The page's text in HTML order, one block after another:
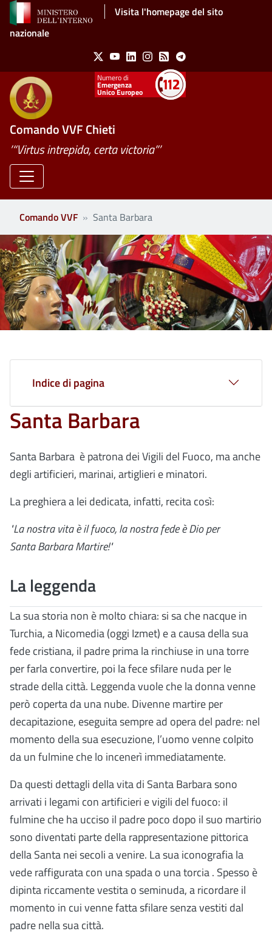
Salta al contenuto principaleVisita l'homepage del sito
nazionale
Social Menu
X YoutubeLinkedinInstagram
Feed Telegram
Emergenza
Unico Europeo
Comando VVF Chieti
’“Virtus intrepida, certa victoria”’
Comando VVF Santa Barbara
Santa Barbara
Santa Barbara è patrona dei Vigili del Fuoco, ma anche
degli artificieri, marinai, artiglieri e minatori.
La preghiera a lei dedicata, infatti, recita così:
"La nostra vita è il fuoco, la nostra fede è Dio per
Santa Barbara Martire!"
La leggenda
La sua storia non è molto chiara: si sa che nacque in
Turchia, a Nicomedia (oggi Izmet) e a causa della sua
fede cristiana, il padre prima la rinchiuse in una torre
per farla convertire, poi la fece sfilare nuda per le
strade della città. Leggenda vuole che la donna venne
però coperta da una nube. Divenne martire per
decapitazione, eseguita sempre ad opera del padre: nel
momento della sua esecuzione, l’uomo venne colpito
da un fulmine che lo incenerì immediatamente.
Da questi dettagli della vita di Santa Barbara sono
arrivati i legami con artificieri e vigili del fuoco: il
fulmine che ha ucciso il padre poco dopo il suo martirio
sono diventati parte della rappresentazione pittorica
della Santa nei secoli a venire. La sua iconografia la
vede raffigurata con una spada o una torcia . Spesso è
dipinta riccamente vestita o seminuda, a ricordare il
momento in cui venne fatta sfilare senza vestiti dal
padre nella sua città.
Indice di pagina